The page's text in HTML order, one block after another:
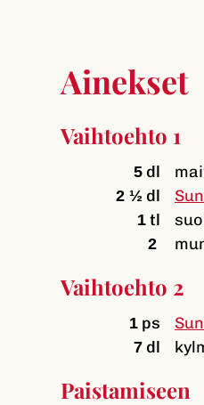
Ainekset
Vaihtoehto 1
5 dl
2 ½ dl
1 tl
2
Vaihtoehto 2
1 ps
7 dl
Paistamiseen